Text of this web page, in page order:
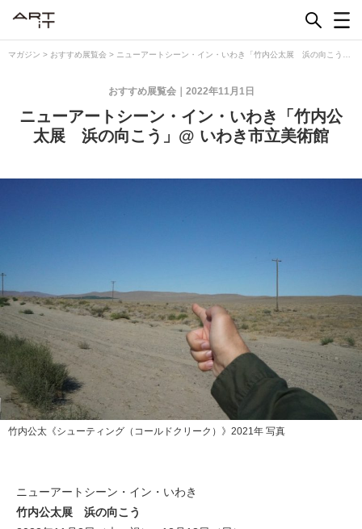
マガジン > おすすめ展覧会 > ニューアートシーン・イン・いわき「竹内公太展 浜の向こう」
2022年11月1日
おすすめ展覧会
ニューアートシーン・イン・いわき「竹内公
太展 浜の向こう」@ いわき市立美術館
竹内公太《シューティング（コールドクリーク）》2021年 写真
ニューアートシーン・イン・いわき
竹内公太展 浜の向こう